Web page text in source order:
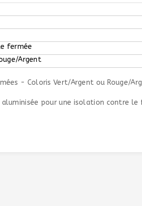
fermée
Argent
- Coloris Vert/Argent ou Rouge/
pour une isolation contre le